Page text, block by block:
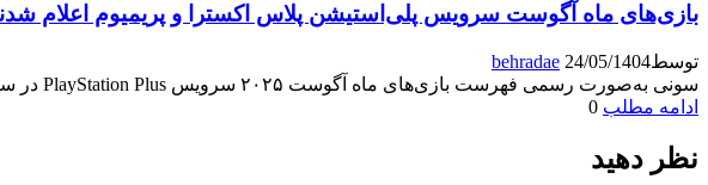
بازی‌های ماه آگوست سرویس پلی‌استیشن پلاس اکسترا و پریمیوم اعلام
توسط behradae 24/05/1404
سونی به‌صورت رسمی فهرست بازی‌های ماه آگوست ۲۰۲۵ سرویس PlayStation Plus در سطوح اکسترا و پریمیوم را اعلام
ادامه مطلب 0
نظر دهید